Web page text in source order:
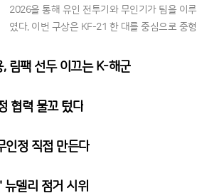
2026을 통해 유인 전투기와 무인기가 팀을 이
였다. 이번 구상은 KF-21 한 대를 중심으로 중
림팩 선두 이끄는 K-해군
협력 물꼬 텄다
인정 직접 만든다
델리 점거 시위